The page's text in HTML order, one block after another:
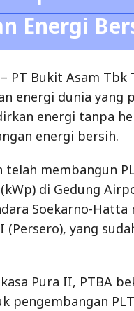
Energi
PT Bukit Asam Tbk
energi dunia yang
energi tanpa
energi bersih.
telah membangun
di Gedung
Soekarno-
(Persero), yang
Pura II, PTBA
pengembangan